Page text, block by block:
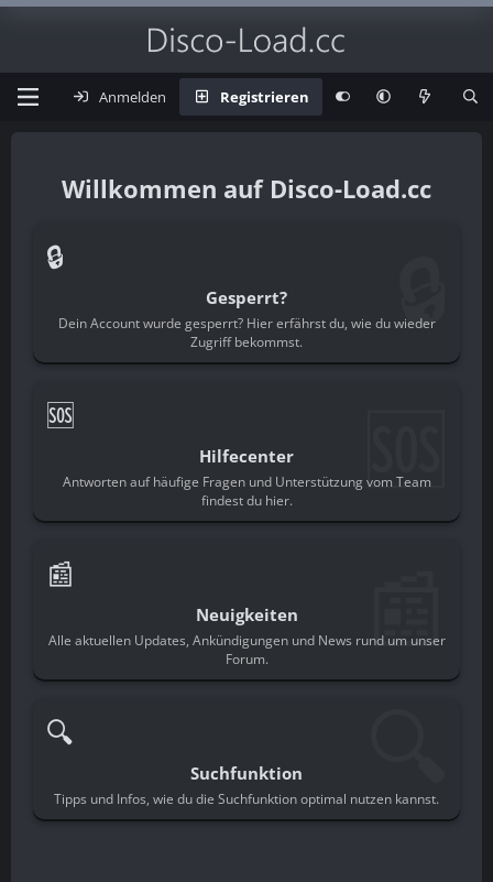
Anmelden Registrieren
Disco-Load.cc
🔒
Gesperrt?
Dein Account wurde gesperrt? Hier erfährst du, wie du wieder
Zugriff bekommst.
🔒
🆘
Hilfecenter
Antworten auf häufige Fragen und Unterstützung vom Team
findest du hier.
🆘
📰
Neuigkeiten
Alle aktuellen Updates, Ankündigungen und News rund um unser
Forum.
📰
🔍
Suchfunktion
Tipps und Infos, wie du die Suchfunktion optimal nutzen kannst.